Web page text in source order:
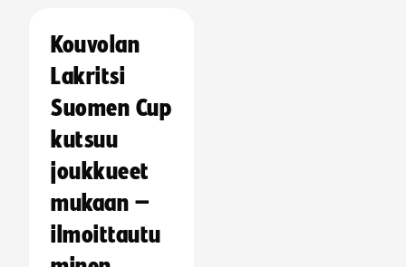
Kouvolan
Lakritsi
Suomen Cup
kutsuu
joukkueet
mukaan –
ilmoittautu